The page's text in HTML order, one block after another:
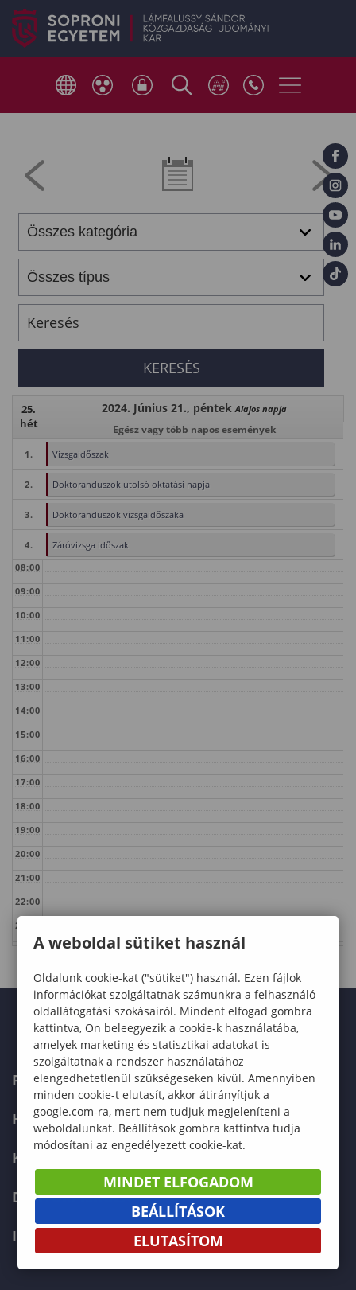
25.
hét
2024. Június 21., péntekAlajos napja
Egész vagy több napos események
1. Vizsgaidőszak
2. Doktoranduszok utolsó oktatási napja
3. Doktoranduszok vizsgaidőszaka
4.
Záróvizsga időszak
08:00
09:00
10:00
11:00
12:00
13:00
14:00
15:00
16:00
17:00
18:00
19:00
20:00
21:00
22:00
23:00
FELVÉTELIZŐKNEK
HALLGATÓKNAK
KÉPZÉSEK
DOKTORI ISKOLA
INTERNATIONAL
A weboldal sütiket használ
Oldalunk cookie-kat ("sütiket") használ. Ezen fájlok
információkat szolgáltatnak számunkra a felhasználó
oldallátogatási szokásairól. Mindent elfogad gombra
kattintva, Ön beleegyezik a cookie-k használatába,
amelyek marketing és statisztikai adatokat is
szolgáltatnak a rendszer használatához
elengedhetetlenül szükségeseken kívül. Amennyiben
minden cookie-t elutasít, akkor átirányítjuk a
google.com-ra, mert nem tudjuk megjeleníteni a
weboldalunkat. Beállítások gombra kattintva tudja
módosítani az engedélyezett cookie-kat.
MINDET ELFOGADOM
BEÁLLÍTÁSOK
ELUTASÍTOM